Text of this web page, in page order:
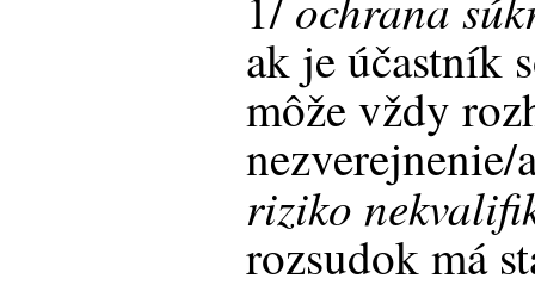
ak je účastník
môže vždy
riziko
rozsudok má